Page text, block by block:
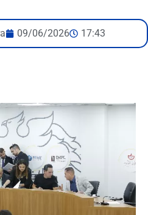
09/06/2026 17:43